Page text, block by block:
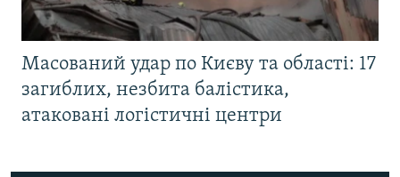
Масований удар по Києву та області: 17
загиблих, незбита балістика,
атаковані логістичні центри